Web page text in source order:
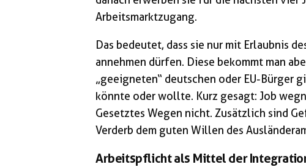
Arbeitsmarktzugang.
Das bedeutet, dass sie nur mit Erlaubnis
annehmen dürfen. Diese bekommt man
„geeigneten“ deutschen oder EU-Bürger
könnte oder wollte. Kurz gesagt: Job
Gesetztes Wegen nicht. Zusätzlich sind
Verderb dem guten Willen des
Arbeitspflicht als Mittel der